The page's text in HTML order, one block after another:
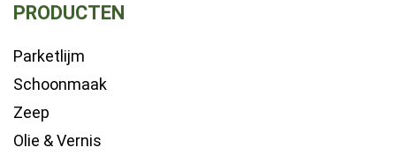
PRODUCTEN
Parketlijm
Schoonmaak
Zeep
Olie & Vernis